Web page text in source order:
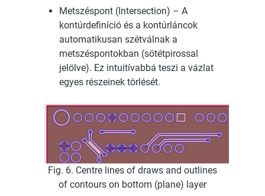
Metszéspont (Intersection) – A
kontúrdefiníció és a kontúrláncok
automatikusan szétválnak a
metszéspontokban (sötétpirossal
jelölve). Ez intuitívabbá teszi a vázlat
egyes részeinek törlését.
Fig. 6. Centre lines of draws and outlines
of contours on bottom (plane) layer